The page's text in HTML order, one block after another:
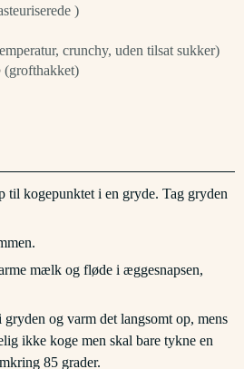
)
crunchy, uden tilsat sukker)
(grofthakket)
kogepunktet i en gryde. Tag gryden
mælk og fløde i æggesnapsen,
og varm det langsomt op, mens
ikke koge men skal bare tykne en
85 grader.